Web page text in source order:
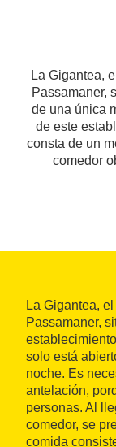
La Gigantea,
Passamaner,
de una única
de este
consta de un
comedor
La Gigantea,
Passamaner,
solo está
noche. Es
antelación,
personas. Al
comedor, se
comida